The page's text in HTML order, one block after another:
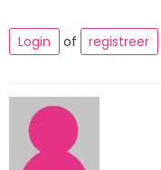
Login of registreer